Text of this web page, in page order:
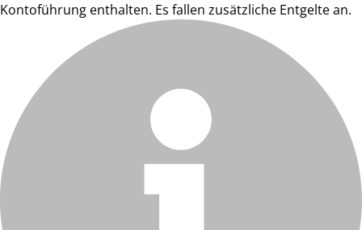
Kontoführung enthalten. Es fallen zusätzliche Entgelte an.